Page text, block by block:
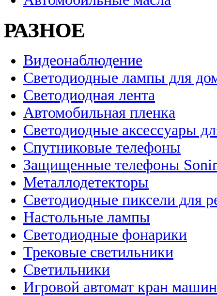
РАЗНОЕ
Видеонаблюдение
Светодиодные лампы для
Светодиодная лента
Автомобильная пленка
Светодиодные аксессуары
Спутниковые телефоны
Защищенные телефоны
Металлодетекторы
Светодиодные пиксели для
Настольные лампы
Светодиодные фонарики
Трековые светильники
Светильники
Игровой автомат кран